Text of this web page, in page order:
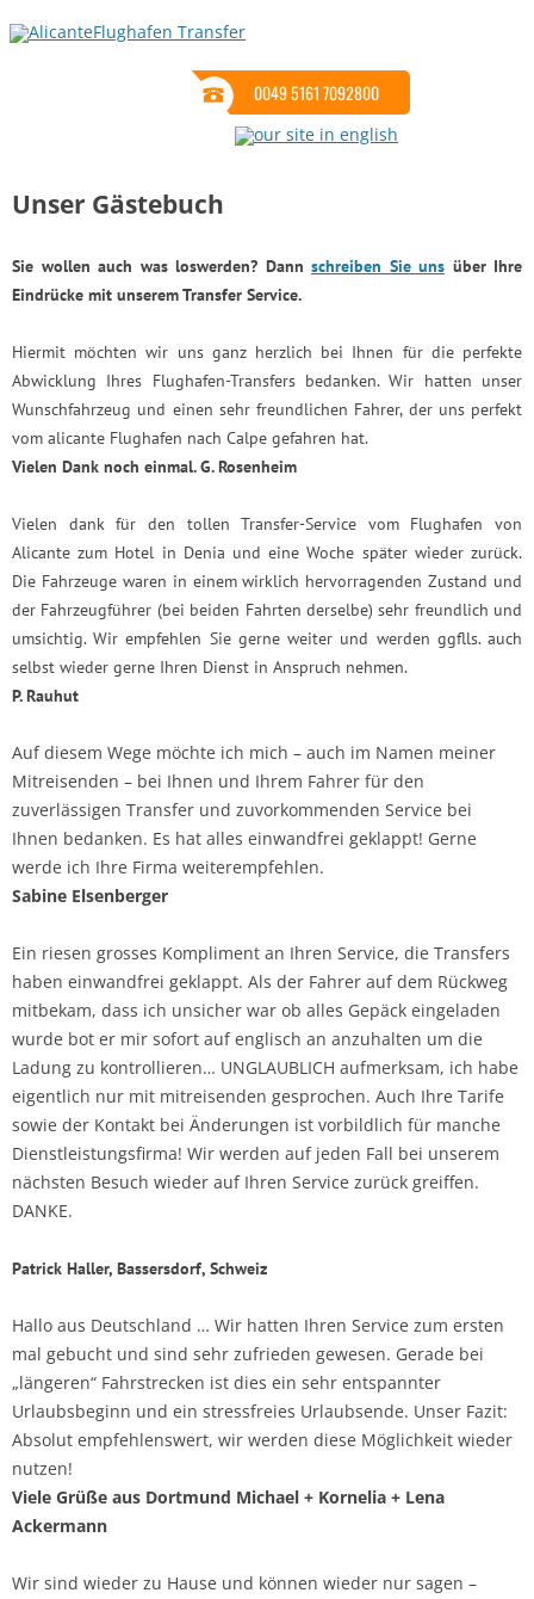
0049 5161 7092800
Unser Gästebuch
Sie wollen auch was loswerden? Dann schreiben Sie uns über Ihre
Eindrücke mit unserem Transfer Service.
Hiermit möchten wir uns ganz herzlich bei Ihnen für die perfekte
Abwicklung Ihres Flughafen-Transfers bedanken. Wir hatten unser
Wunschfahrzeug und einen sehr freundlichen Fahrer, der uns perfekt
vom alicante Flughafen nach Calpe gefahren hat.
Vielen Dank noch einmal. G. Rosenheim
Vielen dank für den tollen Transfer-Service vom Flughafen von
Alicante zum Hotel in Denia und eine Woche später wieder zurück.
Die Fahrzeuge waren in einem wirklich hervorragenden Zustand und
der Fahrzeugführer (bei beiden Fahrten derselbe) sehr freundlich und
umsichtig. Wir empfehlen Sie gerne weiter und werden ggflls. auch
selbst wieder gerne Ihren Dienst in Anspruch nehmen.
P. Rauhut
Auf diesem Wege möchte ich mich – auch im Namen meiner
Mitreisenden – bei Ihnen und Ihrem Fahrer für den
zuverlässigen Transfer und zuvorkommenden Service bei
Ihnen bedanken. Es hat alles einwandfrei geklappt! Gerne
werde ich Ihre Firma weiterempfehlen.
Sabine Elsenberger
Ein riesen grosses Kompliment an Ihren Service, die Transfers
haben einwandfrei geklappt. Als der Fahrer auf dem Rückweg
mitbekam, dass ich unsicher war ob alles Gepäck eingeladen
wurde bot er mir sofort auf englisch an anzuhalten um die
Ladung zu kontrollieren… UNGLAUBLICH aufmerksam, ich habe
eigentlich nur mit mitreisenden gesprochen. Auch Ihre Tarife
sowie der Kontakt bei Änderungen ist vorbildlich für manche
Dienstleistungsfirma! Wir werden auf jeden Fall bei unserem
nächsten Besuch wieder auf Ihren Service zurück greiffen.
DANKE.
Patrick Haller, Bassersdorf, Schweiz
Hallo aus Deutschland … Wir hatten Ihren Service zum ersten
mal gebucht und sind sehr zufrieden gewesen. Gerade bei
„längeren“ Fahrstrecken ist dies ein sehr entspannter
Urlaubsbeginn und ein stressfreies Urlaubsende. Unser Fazit:
Absolut empfehlenswert, wir werden diese Möglichkeit wieder
nutzen!
Viele Grüße aus Dortmund Michael + Kornelia + Lena
Ackermann
Wir sind wieder zu Hause und können wieder nur sagen –